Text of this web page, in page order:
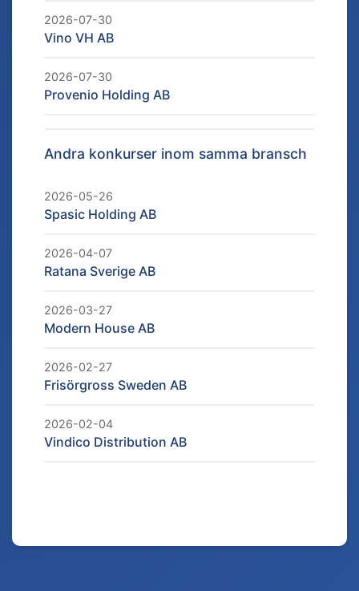
2026-07-30
Vino VH AB
2026-07-30
Provenio Holding AB
Andra konkurser inom samma bransch
2026-05-26
Spasic Holding AB
2026-04-07
Ratana Sverige AB
2026-03-27
Modern House AB
2026-02-27
Frisörgross Sweden AB
2026-02-04
Vindico Distribution AB